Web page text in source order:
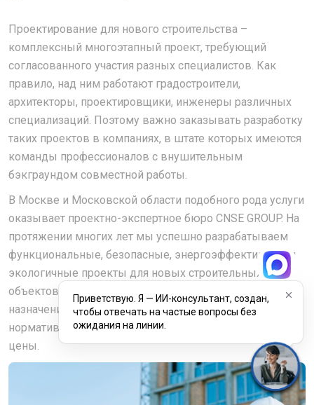
Проектирование для нового строительства –
комплексный многоэтапный проект, требующий
согласованного участия разных специалистов. Как
правило, над ним работают градостроители,
архитекторы, проектировщики, инженеры различных
специализаций. Поэтому важно заказывать разработку
таких проектов в компаниях, в штате которых имеются
команды профессионалов с внушительным
бэкграундом совместной работы.
В Москве и Московской области подобного рода услуги
оказывает проектно-экспертное бюро CNSE GROUP. На
протяжении многих лет мы успешно разрабатываем
функциональные, безопасные, энергоэффективные и
экологичные проекты для новых строительных
объектов жилого, коммерческого и промышленного
назначения. Соблюдаем действующие правила и
нормативы, гарантируем разумные сроки и доступные
цены.
Приветствую. Я — ИИ-консультант, создан,
чтобы отвечать на частые вопросы без
ожидания на линии.